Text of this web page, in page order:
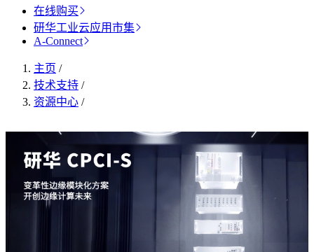
在线购买
研华工业云应用市集
A-Connect
主页 /
技术支持 /
资源中心 /